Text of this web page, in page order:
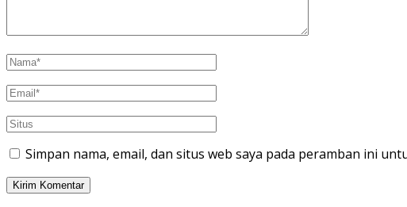
Simpan nama, email, dan situs web saya pada peramban ini